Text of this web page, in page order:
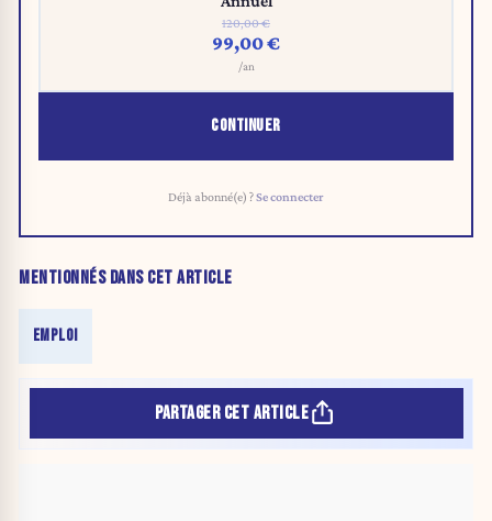
120,00 €
99,00 €
/an
CONTINUER
Déjà abonné(e) ?Se connecter
MENTIONNÉS DANS CET ARTICLE
EMPLOI
PARTAGER CET ARTICLE